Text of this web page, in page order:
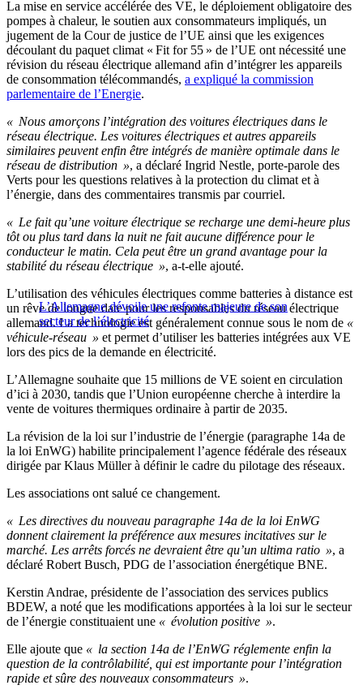
La mise en service accélérée des VE, le déploiement obligatoire des
pompes à chaleur, le soutien aux consommateurs impliqués, un
jugement de la Cour de justice de l’UE ainsi que les exigences
découlant du paquet climat « Fit for 55 » de l’UE ont nécessité une
révision du réseau électrique allemand afin d’intégrer les appareils
de consommation télécommandés, a expliqué la commission
parlementaire de l’Energie.
« Nous amorçons l’intégration des voitures électriques dans le
réseau électrique. Les voitures électriques et autres appareils
similaires peuvent enfin être intégrés de manière optimale dans le
réseau de distribution », a déclaré Ingrid Nestle, porte-parole des
Verts pour les questions relatives à la protection du climat et à
l’énergie, dans des commentaires transmis par courriel.
« Le fait qu’une voiture électrique se recharge une demi-heure plus
tôt ou plus tard dans la nuit ne fait aucune différence pour le
conducteur le matin. Cela peut être un grand avantage pour la
stabilité du réseau électrique », a-t-elle ajouté.
L’Allemagne dévoile une refonte majeure de son
secteur de l’électricité
L’utilisation des véhicules électriques comme batteries à distance est
un rêve de longue date pour les responsables du réseau électrique
allemand. La technologie est généralement connue sous le nom de «
véhicule-réseau » et permet d’utiliser les batteries intégrées aux VE
lors des pics de la demande en électricité.
L’Allemagne souhaite que 15 millions de VE soient en circulation
d’ici à 2030, tandis que l’Union européenne cherche à interdire la
vente de voitures thermiques ordinaire à partir de 2035.
La révision de la loi sur l’industrie de l’énergie (paragraphe 14a de
la loi EnWG) habilite principalement l’agence fédérale des réseaux
dirigée par Klaus Müller à définir le cadre du pilotage des réseaux.
Les associations ont salué ce changement.
« Les directives du nouveau paragraphe 14a de la loi EnWG
donnent clairement la préférence aux mesures incitatives sur le
marché. Les arrêts forcés ne devraient être qu’un ultima ratio », a
déclaré Robert Busch, PDG de l’association énergétique BNE.
Kerstin Andrae, présidente de l’association des services publics
BDEW, a noté que les modifications apportées à la loi sur le secteur
de l’énergie constituaient une « évolution positive ».
Elle ajoute que « la section 14a de l’EnWG réglemente enfin la
question de la contrôlabilité, qui est importante pour l’intégration
rapide et sûre des nouveaux consommateurs ».